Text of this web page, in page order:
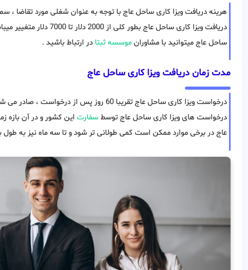
هرینه دریافت ویزا کاری ساحل عاج با توجه به عنوان شغلی مورد تقاضا
دریافت ویزا کاری ساحل عاج
ساحل عاج میتوانید با مشاورانموسسه ثبتا در ارتباط باشید .
مدت زمان دریافت ویزا کاری ساحل عاج
درخواست ویزا کاری ساحل عاج تقریبا 60 روز پس
درخواست های ویزا کاری ساحل عاج توسطسفارت این کشور و در آن بازه
عاج در برخی موارد ممکن است کمی طولانی تر شود و تا سه ماه نیز به طول